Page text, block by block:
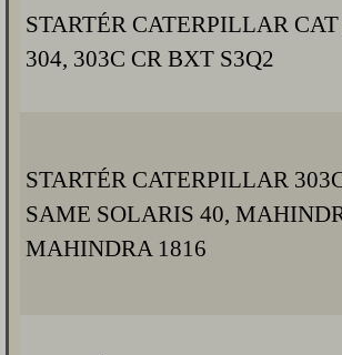
STARTÉR CATERPILLAR
304, 303C CR BXT S3Q2
STARTÉR CATERPILLAR
SAME SOLARIS 40,
MAHINDRA 1816